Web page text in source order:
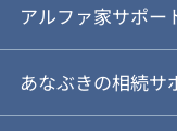
ご売却の流れ
あなぶきの仲介
ご購入ガイド
物件を探す
アルファ家サポー
あなぶきの相続サ